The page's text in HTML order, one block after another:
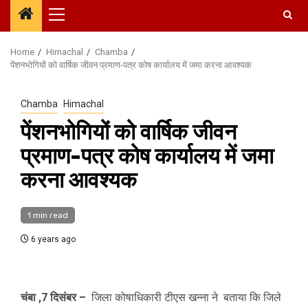
Primary
Menu
Home Himachal
Chamba
पेंशनभोगियों को वार्षिक जीवन प्रमाण-पत्र कोष कार्यालय में जमा करना आवश्यक
Chamba Himachal
पेंशनभोगियों को वार्षिक जीवन
प्रमाण-पत्र कोष कार्यालय में जमा
करना आवश्यक
1 min read
6 years ago
चंबा ,7 दिसंबर – जिला कोषाधिकारी टीएस खन्ना ने बताया कि जिले